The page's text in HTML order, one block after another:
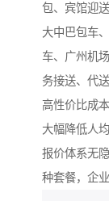
包、宾馆迎
大中巴包车
车、广州机
务接送、代
高性价比成
大幅降低人
报价体系无
种套餐，企